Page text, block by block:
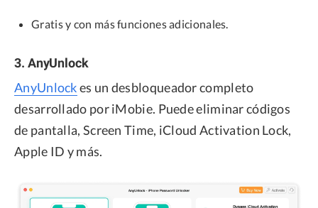
Gratis y con más funciones adicionales.
3. AnyUnlock
AnyUnlockes un desbloqueador completo
desarrollado por iMobie. Puede eliminar códigos
de pantalla, Screen Time, iCloud Activation Lock,
Apple ID y más.